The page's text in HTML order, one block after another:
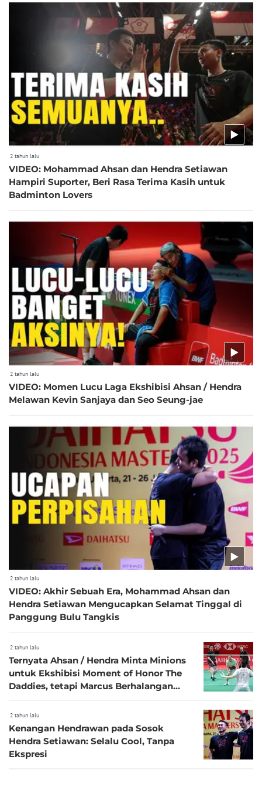
2 tahun lalu
VIDEO: Mohammad Ahsan dan Hendra Setiawan
Hampiri Suporter, Beri Rasa Terima Kasih untuk
Badminton Lovers
2 tahun lalu
VIDEO: Momen Lucu Laga Ekshibisi Ahsan / Hendra
Melawan Kevin Sanjaya dan Seo Seung-jae
2 tahun lalu
VIDEO: Akhir Sebuah Era, Mohammad Ahsan dan
Hendra Setiawan Mengucapkan Selamat Tinggal di
Panggung Bulu Tangkis
2 tahun lalu
Ternyata Ahsan / Hendra Minta Minions
untuk Ekshibisi Moment of Honor The
Daddies, tetapi Marcus Berhalangan
2 tahun lalu
Kenangan Hendrawan pada Sosok
Hendra Setiawan: Selalu Cool, Tanpa
Ekspresi